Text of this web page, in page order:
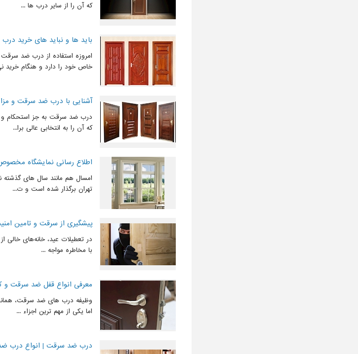
که آن را از سایر درب ها ...
باید ها و نباید های خرید
امروزه استفاده از درب ضد
خاص خود را دارد و هنگام خرید
آشنایی با درب ضد سرقت و
درب ضد سرقت به جز استحکام و
که آن را به انتخابی عالی برا...
اطلاع رسانی نمایشگاه
امسال هم مانند سال های گذشته
تهران برگذار شده است و ت...
پیشگیری از سرقت و تامین
در تعطیلات عید، خانه‌های خالی
با مخاطره مواجه ...
معرفی انواع قفل ضد سرقت و
وظیفه درب های ضد سرقت،
اما یکی از مهم ترین اجزاء ...
درب ضد سرقت | انواع درب